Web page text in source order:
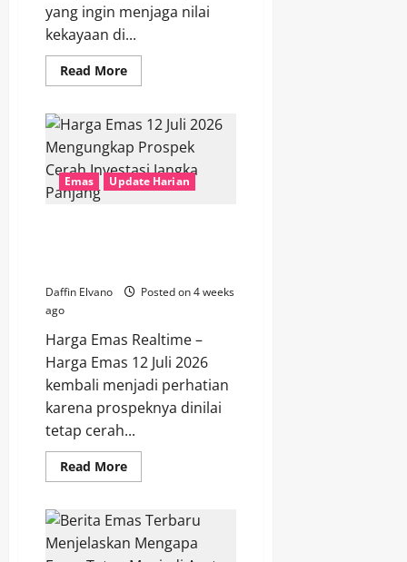
yang ingin menjaga nilai
kekayaan di...
Read MoreRead
more
Emas
dan
Strategi
Menghadapi
Pergerakan
Harga
agar
Emas Update Harian
Daffin Elvano
Posted on 4 weeks
ago
Harga Emas Realtime –
Harga Emas 12 Juli 2026
kembali menjadi perhatian
karena prospeknya dinilai
tetap cerah...
Read MoreRead
more
Emas
12
Juli
2026